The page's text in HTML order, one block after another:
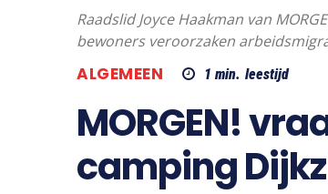
Raadslid Joyce Haakman van
bewoners veroorzaken
ALGEMEEN 1 min. leestijd
MORGEN!
camping